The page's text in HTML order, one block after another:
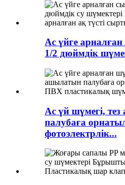
Ас үйге
1/2 дюймдік
Ас үй шүмегі,
палубаға
фотоэлектрлік...